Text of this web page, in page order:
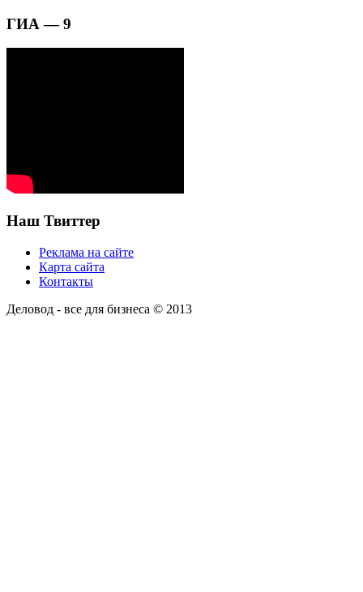
ГИА — 9
Наш Твиттер
Реклама на сайте
Карта сайта
Контакты
Деловод - все для бизнеса © 2013